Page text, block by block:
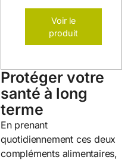
contre le
vieillissement et
le stress
oxydatif.
Voir le
produit
Protéger votre
santé à long
terme
En prenant
quotidiennement ces deux
compléments alimentaires,